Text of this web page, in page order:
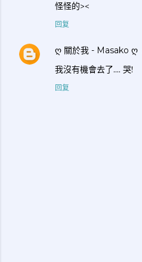
怪怪的><
回复
ღ 關於我 - Masako ღ
我沒有機會去了.... 哭!
回复